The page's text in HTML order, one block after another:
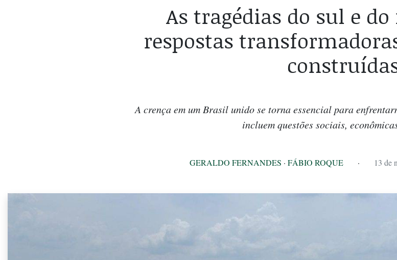
As tragédias do sul e
respostas
A crença em um Brasil unido se torna essencial para
incluem questões sociais,
GERALDO FERNANDES · FÁBIO ROQUE · 13 de